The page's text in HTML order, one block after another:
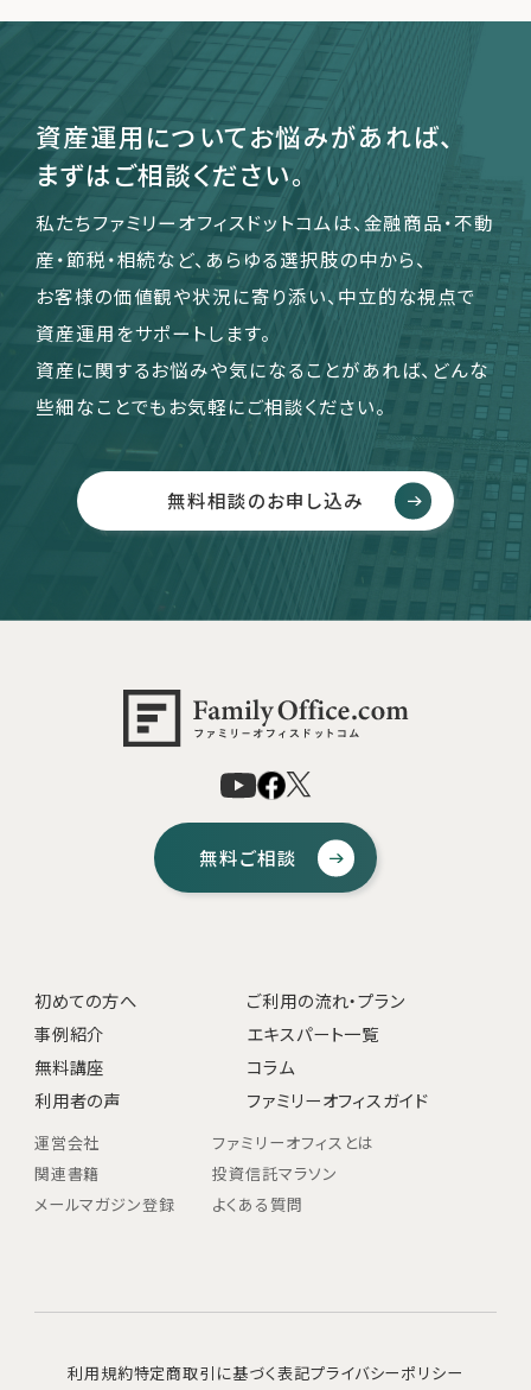
資産運用についてお悩みがあれば、
まずはご相談ください。
私たちファミリーオフィスドットコムは、金融商品・不動
産・節税・相続など、あらゆる選択肢の中から、
お客様の価値観や状況に寄り添い、中立的な視点で
資産運用をサポートします。
資産に関するお悩みや気になることがあれば、どんな
些細なことでもお気軽にご相談ください。
無料相談のお申し込み
無料ご相談
初めての方へ
ご利用の流れ・プラン
事例紹介
エキスパート一覧
無料講座
コラム
利用者の声
ファミリーオフィスガイド
運営会社
ファミリーオフィスとは
関連書籍
投資信託マラソン
メールマガジン登録
よくある質問
利用規約特定商取引に基づく表記プライバシーポリシー